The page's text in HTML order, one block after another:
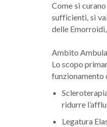
Come si
sufficienti, si
delle
Ambito
Lo scopo
funzionamento
ridurre
Legatura